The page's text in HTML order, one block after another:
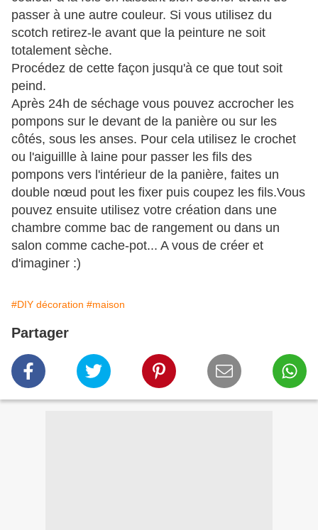
passer à une autre couleur. Si vous utilisez du
scotch retirez-le avant que la peinture ne soit
totalement sèche.
Procédez de cette façon jusqu'à ce que tout soit
peind.
Après 24h de séchage vous pouvez accrocher les
pompons sur le devant de la panière ou sur les
côtés, sous les anses. Pour cela utilisez le crochet
ou l'aiguillle à laine pour passer les fils des
pompons vers l'intérieur de la panière, faites un
double nœud pout les fixer puis coupez les fils.Vous
pouvez ensuite utilisez votre création dans une
chambre comme bac de rangement ou dans un
salon comme cache-pot... A vous de créer et
d'imaginer :)
#DIY décoration #maison
Partager